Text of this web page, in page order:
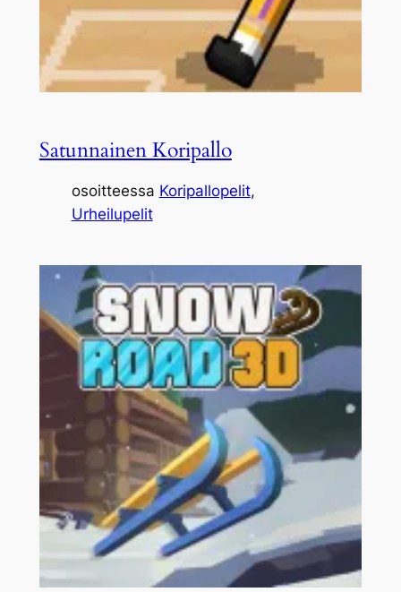
Satunnainen Koripallo
osoitteessa Koripallopelit
Urheilupelit